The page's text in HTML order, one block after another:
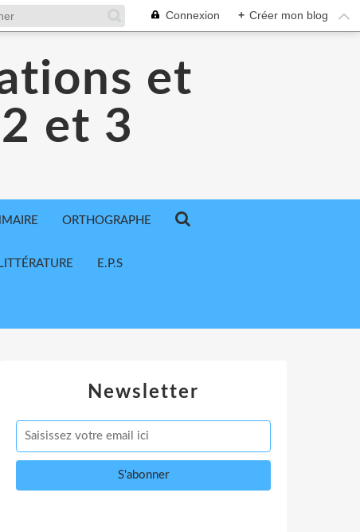
Connexion + Créer mon blog
et
et 3
ORTHOGRAPHE
LITTÉRATURE E.P.S
Newsletter